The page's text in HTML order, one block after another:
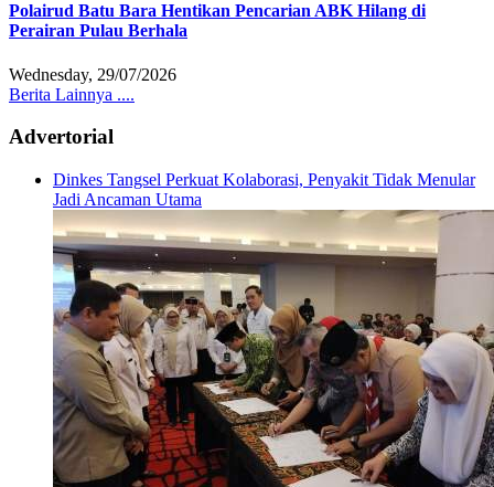
Polairud Batu Bara Hentikan Pencarian ABK Hilang di
Perairan Pulau Berhala
Wednesday, 29/07/2026
Berita Lainnya ....
Advertorial
Dinkes Tangsel Perkuat Kolaborasi, Penyakit Tidak Menular
Jadi Ancaman Utama